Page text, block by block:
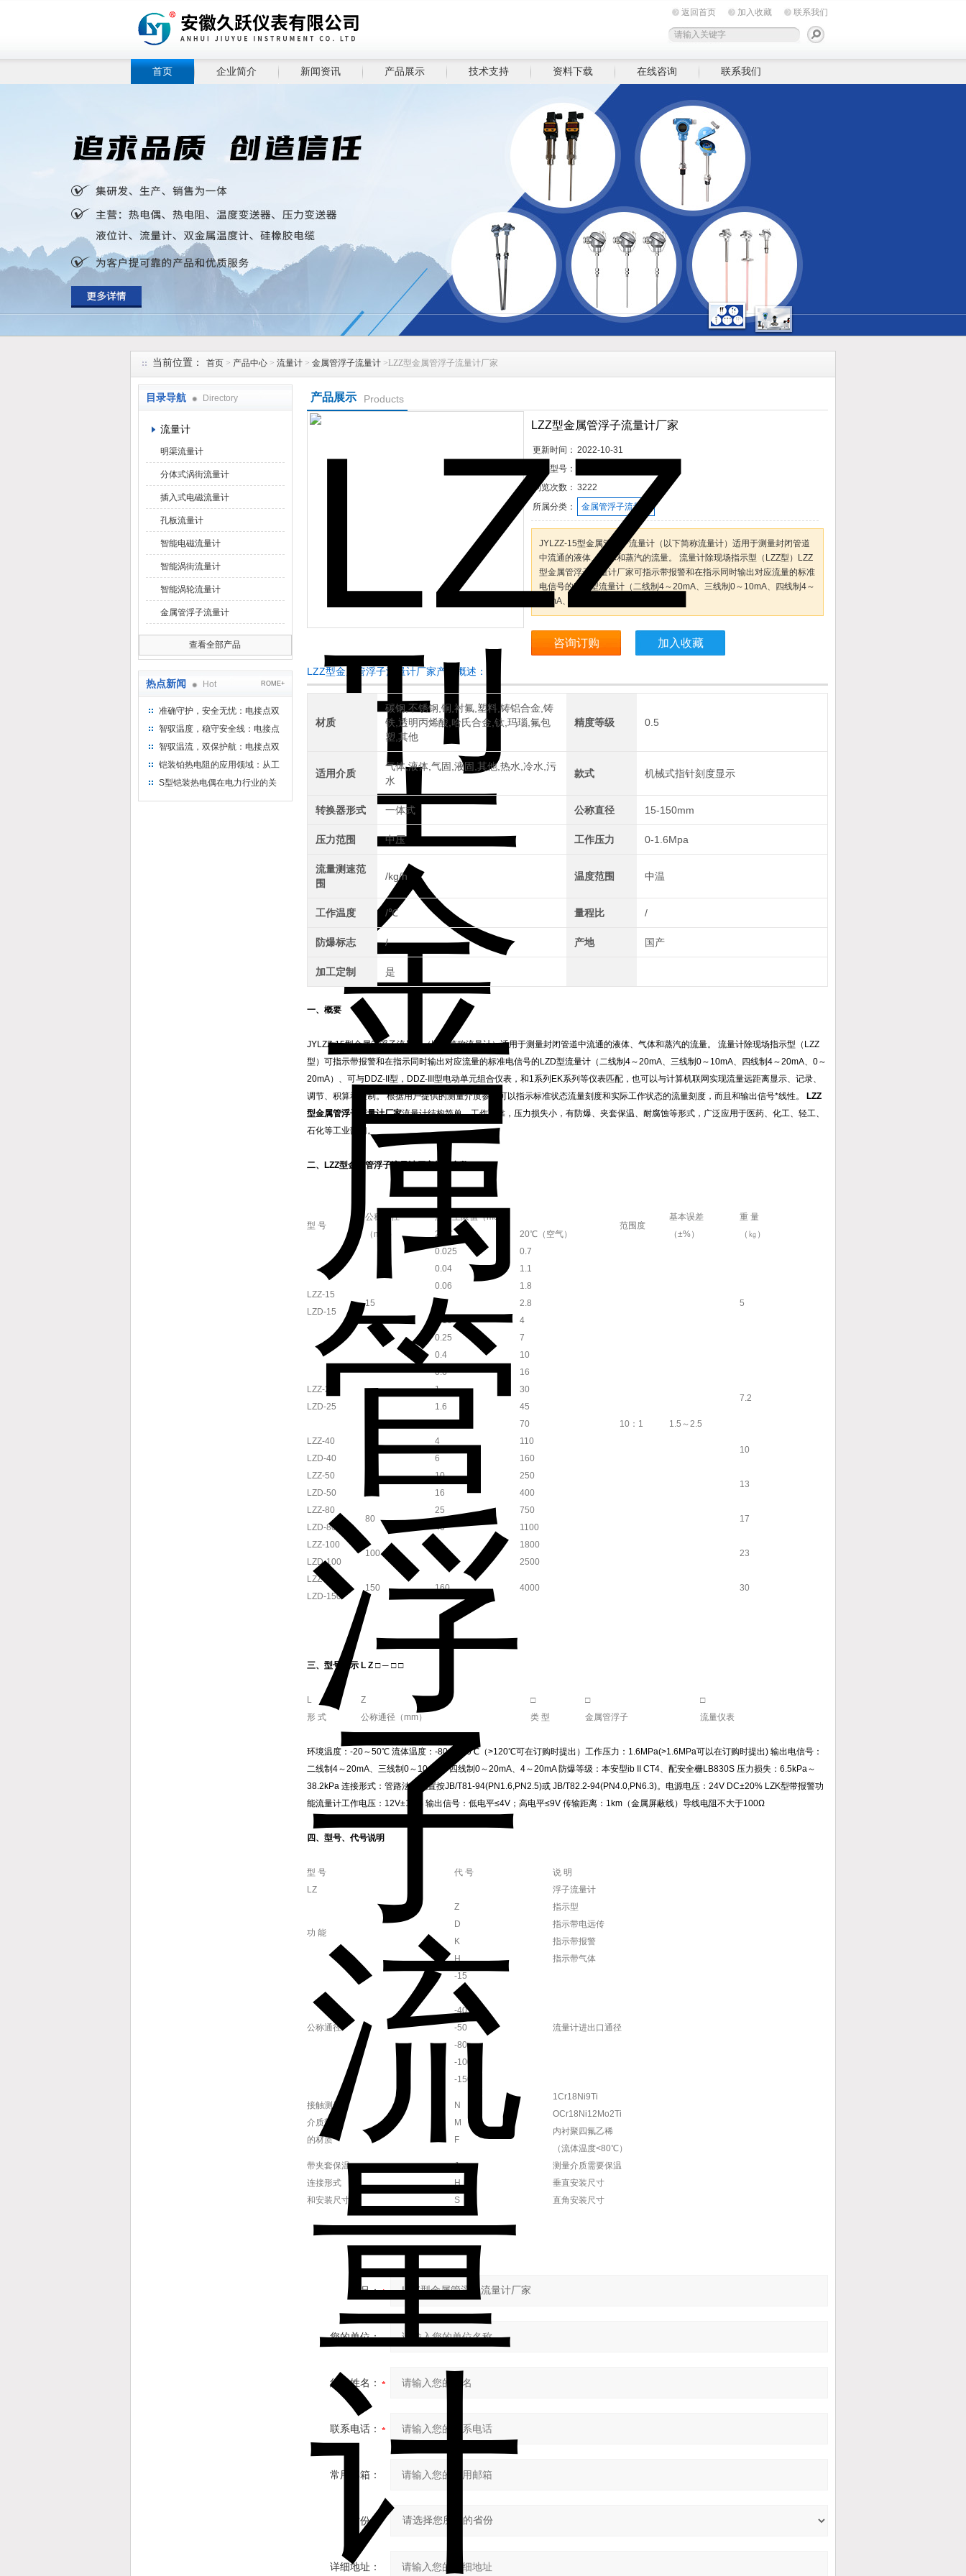
安徽久跃仪表有限公司
返回首页 加入收藏 联系我们
首页 企业简介 新闻资讯 产品展示 技术支持 资料下载 在线咨询 联系我们
当前位置： 首页 > 产品中心 > 流量计 > 金属管浮子流量计 >LZZ型金属管浮子流量计厂家
目录导航 Directory
流量计
明渠流量计
分体式涡街流量计
插入式电磁流量计
孔板流量计
智能电磁流量计
智能涡街流量计
智能涡轮流量计
金属管浮子流量计
查看全部产品
热点新闻 Hot ROME+
准确守护，安全无忧：电接点双
金属温度计——测温新选择
智驭温度，稳守安全线：电接点
双金属温度计的创新守护
智驭温流，双保护航：电接点双
金属温度计在工业领域的革新应
铠装铂热电阻的应用领域：从工
业到科研，无所不在的温度测量
S型铠装热电偶在电力行业的关
产品展示 Products
LZZ型金属管浮子流量计厂家
更新时间： 2022-10-31
产品型号：
浏览次数： 3222
所属分类：
金属管浮子流量计
JYLZZ-15型金属管浮子流量计（以下简称流量计）适用于测量封闭管道
中流通的液体、气体和蒸汽的流量。 流量计除现场指示型（LZZ型）LZZ
型金属管浮子流量计厂家可指示带报警和在指示同时输出对应流量的标准
电信号的LZD型流量计（二线制4～20mA、三线制0～10mA、四线制4～
20mA、0～20mA）
咨询订购 加入收藏
LZZ型金属管浮子流量计厂家产品概述：
材质
碳钢,不锈钢,铜,衬氟,塑料,铸铝合金,铸
铁,透明丙烯酸,哈氏合金,钛,玛瑙,氟包
塑,其他
精度等级 0.5
适用介质
气体,液体,气固,液固,其他,热水,冷水,污
水
款式 机械式指针刻度显示
转换器形式 一体式 公称直径 15-150mm
压力范围 中压 工作压力 0-1.6Mpa
流量测速范
围
/kg/h 温度范围 中温
工作温度 /℃ 量程比 /
防爆标志 / 产地 国产
加工定制 是
一、概要
JYLZZ-15型金属管浮子流量计（以下简称流量计）适用于测量封闭管道中流通的液体、气体和蒸汽的流量。 流量计除现场指示型（LZZ
型）可指示带报警和在指示同时输出对应流量的标准电信号的LZD型流量计（二线制4～20mA、三线制0～10mA、四线制4～20mA、0～
20mA）、可与DDZ-II型，DDZ-III型电动单元组合仪表，和1系列EK系列等仪表匹配，也可以与计算机联网实现流量远距离显示、记录、
调节、积算和控制。 根据用户提供的测量介质参数可以指示标准状态流量刻度和实际工作状态的流量刻度，而且和输出信号*线性。
LZZ
型金属管浮子流量计厂家流量计结构简单，工作可靠，压力损失小，有防爆、夹套保温、耐腐蚀等形式，广泛应用于医药、化工、轻工、
石化等工业部门。
二、 LZZ型金属管浮子流量计厂家
型 号
公称通径
（mm）
流量上限值（m3/h）
范围度
基本误差
（±%）
重 量
（㎏）
20℃（水） 20℃（空气）
LZZ-15
LZD-15
15
0.025 0.7
10：1 1.5～2.5
5
0.04
1.1
0.06
1.8
2.8
0.16
4
0.25
7
0.4
10
LZZ-25
LZD-25
0.6 16
7.2
1
30
1.6
45
70
LZZ-40
LZD-40
4
110
10
6
160
LZZ-50
LZD-50
10
250
13
16
400
LZZ-80
LZD-80
80
25
750
17
40
1100
LZZ-100
LZD-100
100
1800
23
2500
LZZ-150
LZD-150
150 160 4000 30
三、型号表示 L Z □ ─ □ □
L
形 式
Z
公称通径（mm）
□
类 型
□
金属管浮子
□
流量仪表
环境温度：-20～50℃ 流体温度：-80～120℃（>120℃可在订购时提出）工作压力：1.6MPa(>1.6MPa可以在订购时提出) 输出电信号：
二线制4～20mA、三线制0～10mA、四线制0～20mA、4～20mA 防爆等级：本安型ib II CT4、配安全栅LB830S 压力损失：6.5kPa～
38.2kPa 连接形式：管路法兰配置按JB/T81-94(PN1.6,PN2.5)或 JB/T82.2-94(PN4.0,PN6.3)。电源电压：24V DC±20% LZK型带报警功
能流量计工作电压：12V±10% 输出信号：低电平≤4V；高电平≤9V 传输距离：1km（金属屏蔽线）导线电阻不大于100Ω
四、型号、代号说明
型 号 代 号
说 明
LZ
浮子流量计
功 能
Z
D
K
H
指示型
指示带电远传
指示带报警
指示带气体
公称通径
-15
-25
-40
-50
-80
-100
-150
流量计进出口通径
接触测量
介质部位
的材质
N
M
F
1Cr18Ni9Ti
OCr18Ni12Mo2Ti
内衬聚四氟乙稀
（流体温度<80℃）
带夹套保温
J
测量介质需要保温
连接形式
和安装尺寸
H
S
垂直安装尺寸
直角安装尺寸
产品：
您的单位：
您的姓名：
联系电话：
常用邮箱：
省份：
详细地址：